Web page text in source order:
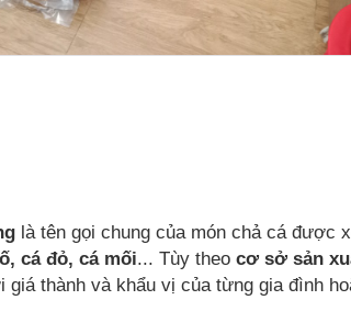
là tên gọi chung của món chả cá được
cá đỏ, cá mối... Tùy theo cơ sở sản
giá thành và khẩu vị của từng gia đình